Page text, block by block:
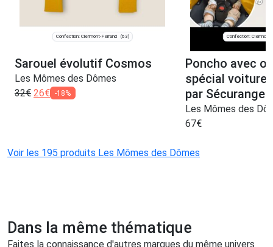
Confection: Clermont-Ferrand (63)
Sarouel évolutif Cosmos
Les Mômes des Dômes
32€ 26€ -18%
Confection: Clermont-
Poncho avec
spécial voiture
par Sécurange
Les Mômes des
67€
Voir les 195 produits Les Mômes des Dômes
Dans la même thématique
Faites la connaissance d'autres marques du même univers